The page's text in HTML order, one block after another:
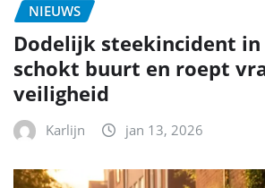
NIEUWS
Dodelijk steekincident in
schokt buurt en roept
veiligheid
Karlijn jan 13, 2026